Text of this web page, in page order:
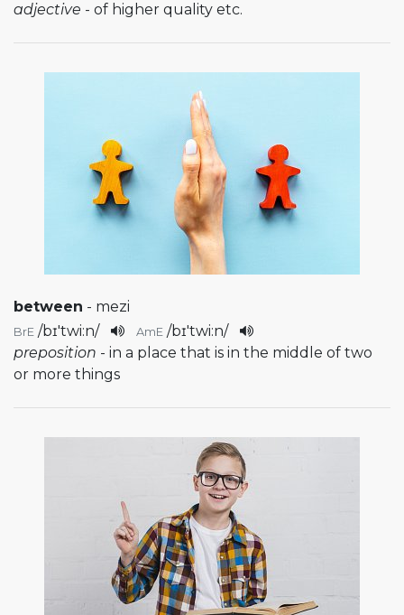
adjective - of higher quality etc.
between - mezi
BrE /bɪ'twi:n/ AmE /bɪ'twi:n/
preposition - in a place that is in the middle of two
or more things